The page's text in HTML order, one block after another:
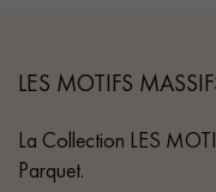
LES MOTIFS
La Collection LES
Parquet.